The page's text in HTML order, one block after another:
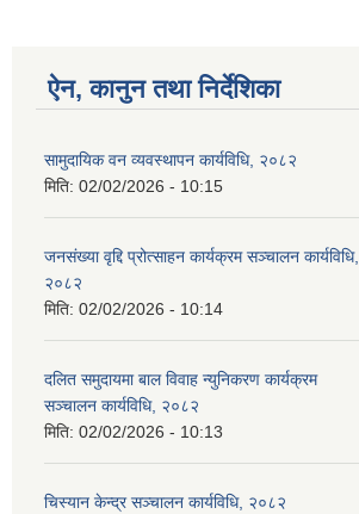
ऐन, कानुन तथा निर्देशिका
सामुदायिक वन व्यवस्थापन कार्यविधि, २०८२
मिति: 02/02/2026 - 10:15
जनसंख्या वृद्दि प्रोत्साहन कार्यक्रम सञ्‍चालन कार्यविधि,
२०८२
मिति: 02/02/2026 - 10:14
दलित समुदायमा बाल विवाह न्युनिकरण कार्यक्रम
सञ्‍चालन कार्यविधि, २०८२
मिति: 02/02/2026 - 10:13
चिस्यान केन्द्र सञ्‍चालन कार्यविधि, २०८२